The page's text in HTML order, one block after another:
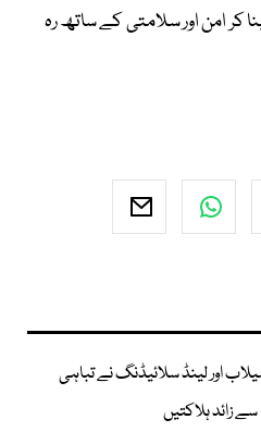
کر امن اور سلامتی کے ساتھ رہ
اور لینڈ سلائیڈنگ نے تباہی